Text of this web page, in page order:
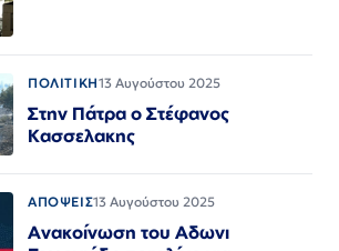
ΠΟΛΙΤΙΚΗ13 Αυγούστου 2025
Στην Πάτρα ο Στέφανος
Κασσελακης
ΑΠΟΨΕΙΣ13 Αυγούστου 2025
Ανακοίνωση του Αδωνι